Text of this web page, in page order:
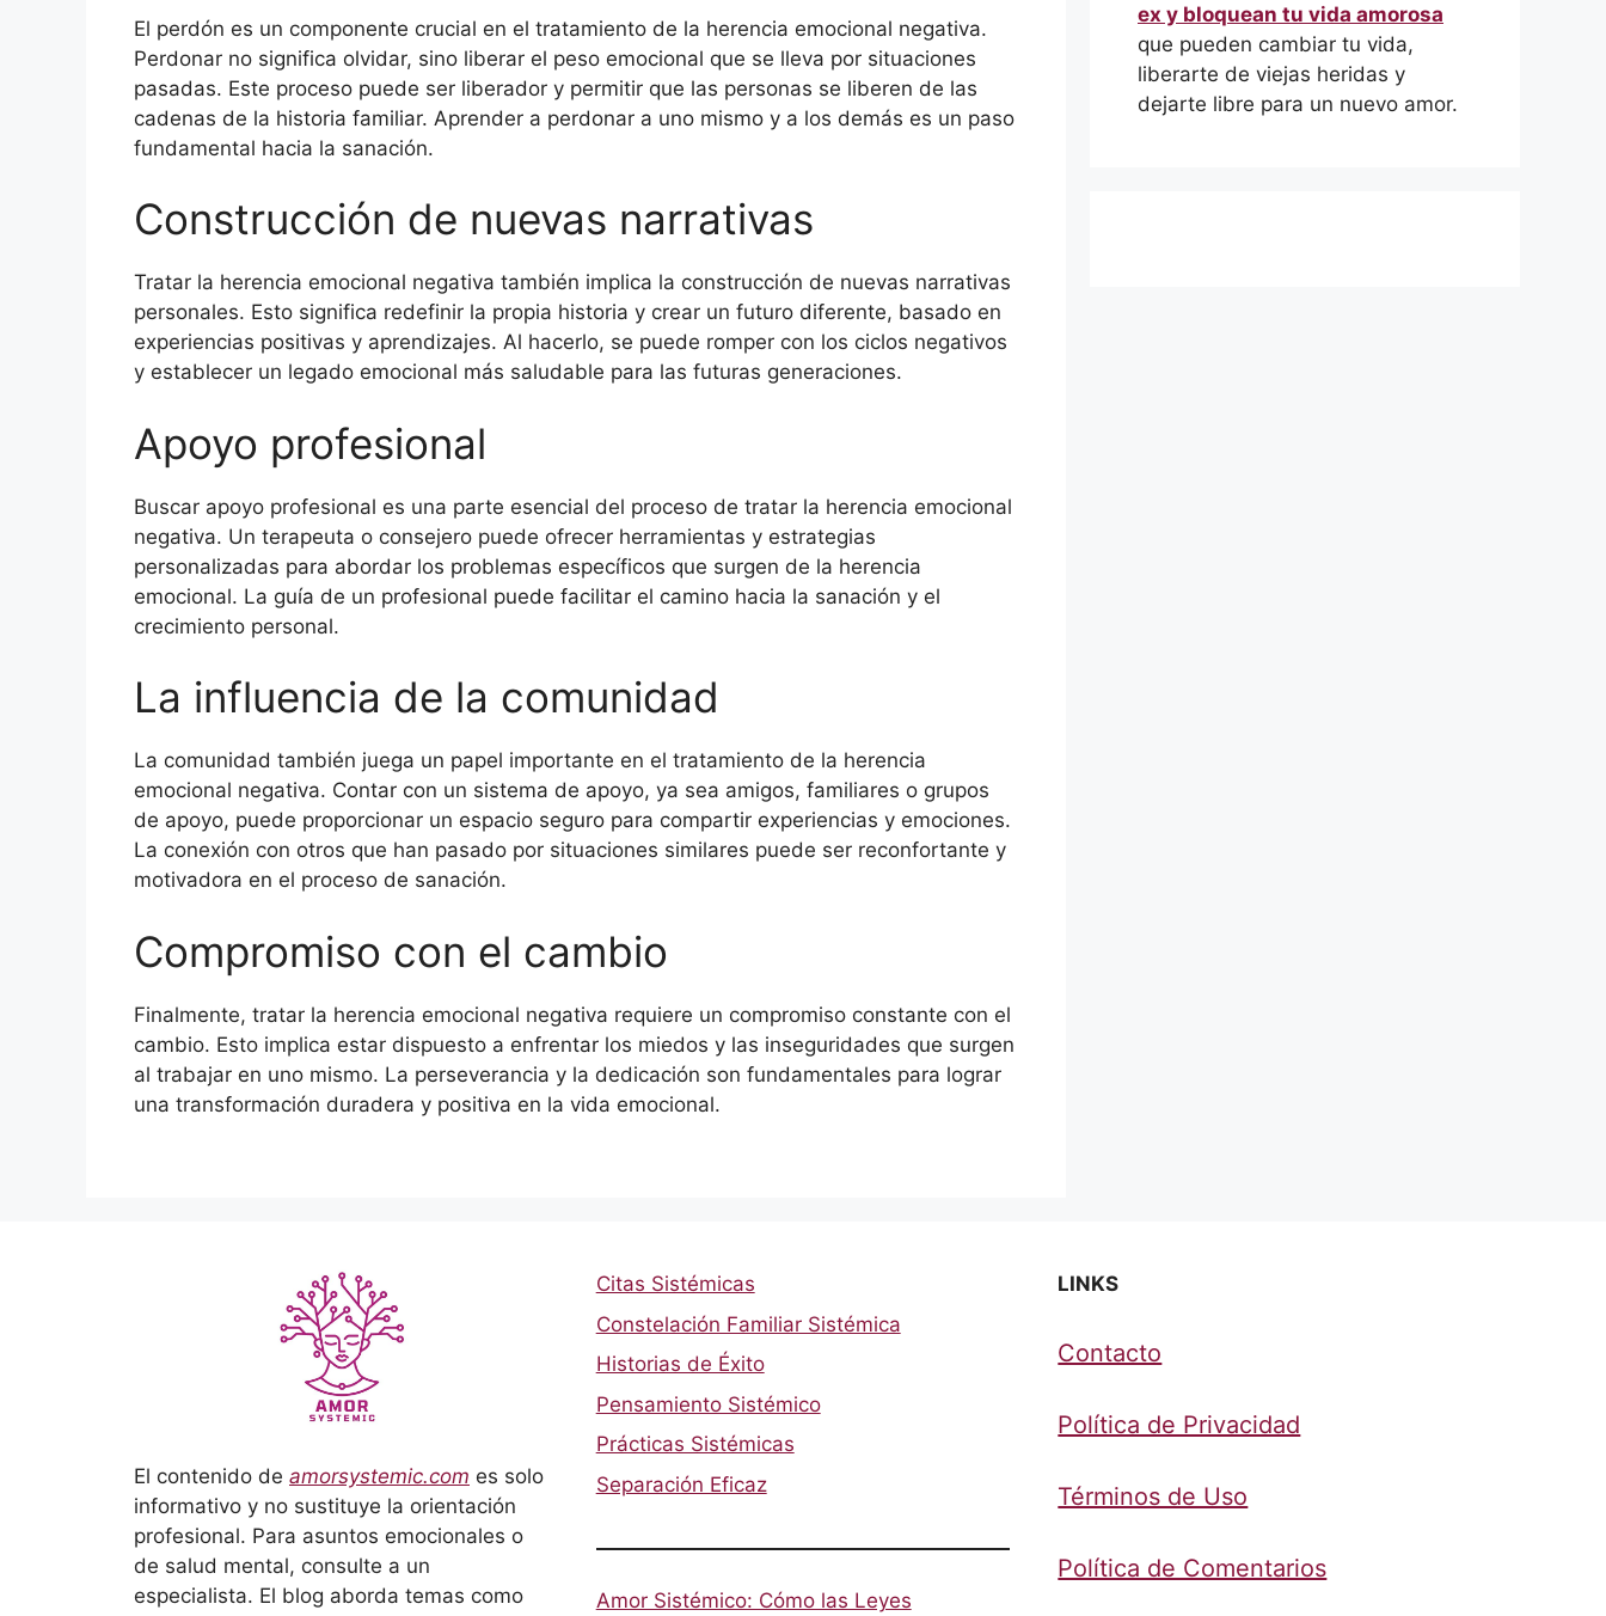
El perdón es un componente crucial en el tratamiento de la herencia emocional negativa.
Perdonar no significa olvidar, sino liberar el peso emocional que se lleva por situaciones
pasadas. Este proceso puede ser liberador y permitir que las personas se liberen de las
cadenas de la historia familiar. Aprender a perdonar a uno mismo y a los demás es un paso
fundamental hacia la sanación.
Construcción de nuevas narrativas
Tratar la herencia emocional negativa también implica la construcción de nuevas narrativas
personales. Esto significa redefinir la propia historia y crear un futuro diferente, basado en
experiencias positivas y aprendizajes. Al hacerlo, se puede romper con los ciclos negativos
y establecer un legado emocional más saludable para las futuras generaciones.
Apoyo profesional
Buscar apoyo profesional es una parte esencial del proceso de tratar la herencia emocional
negativa. Un terapeuta o consejero puede ofrecer herramientas y estrategias
personalizadas para abordar los problemas específicos que surgen de la herencia
emocional. La guía de un profesional puede facilitar el camino hacia la sanación y el
crecimiento personal.
La influencia de la comunidad
La comunidad también juega un papel importante en el tratamiento de la herencia
emocional negativa. Contar con un sistema de apoyo, ya sea amigos, familiares o grupos
de apoyo, puede proporcionar un espacio seguro para compartir experiencias y emociones.
La conexión con otros que han pasado por situaciones similares puede ser reconfortante y
motivadora en el proceso de sanación.
Compromiso con el cambio
Finalmente, tratar la herencia emocional negativa requiere un compromiso constante con el
cambio. Esto implica estar dispuesto a enfrentar los miedos y las inseguridades que surgen
al trabajar en uno mismo. La perseverancia y la dedicación son fundamentales para lograr
una transformación duradera y positiva en la vida emocional.
ex y bloquean tu vida amorosa
que pueden cambiar tu vida,
liberarte de viejas heridas y
dejarte libre para un nuevo amor.
El contenido de amorsystemic.com es solo
informativo y no sustituye la orientación
profesional. Para asuntos emocionales o
de salud mental, consulte a un
especialista. El blog aborda temas como
Citas Sistémicas
Constelación Familiar Sistémica
Historias de Éxito
Pensamiento Sistémico
Prácticas Sistémicas
Separación Eficaz
Amor Sistémico: Cómo las Leyes
LINKS
Contacto
Política de Privacidad
Términos de Uso
Política de Comentarios